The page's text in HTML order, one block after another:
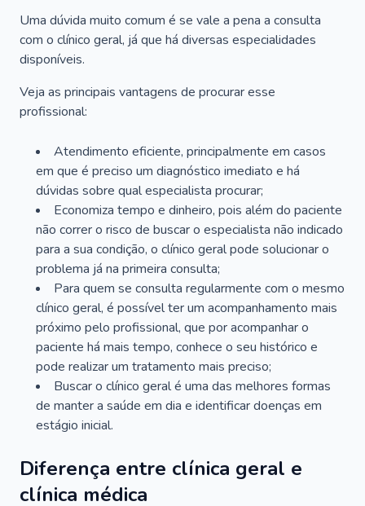
Uma dúvida muito comum é se vale a pena a consulta
com o clínico geral, já que há diversas especialidades
disponíveis.
Veja as principais vantagens de procurar esse
profissional:
Atendimento eficiente, principalmente em casos
em que é preciso um diagnóstico imediato e há
dúvidas sobre qual especialista procurar;
Economiza tempo e dinheiro, pois além do paciente
não correr o risco de buscar o especialista não indicado
para a sua condição, o clínico geral pode solucionar o
problema já na primeira consulta;
Para quem se consulta regularmente com o mesmo
clínico geral, é possível ter um acompanhamento mais
próximo pelo profissional, que por acompanhar o
paciente há mais tempo, conhece o seu histórico e
pode realizar um tratamento mais preciso;
Buscar o clínico geral é uma das melhores formas
de manter a saúde em dia e identificar doenças em
estágio inicial.
Diferença entre clínica geral e
clínica médica